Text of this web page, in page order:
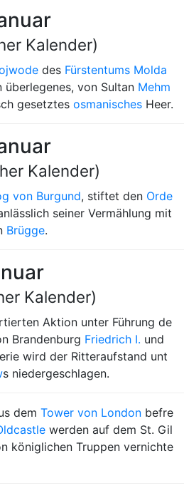
Kalender)
des Fürstentums Molda
überlegenes, von Sultan Mehm
gesetztes osmanisches Heer.
Kalender)
von Burgund, stiftet den Orde
seiner Vermählung mit
Brügge.
Kalender)
Aktion unter Führung de
Brandenburg Friedrich I. und
wird der Ritteraufstand unt
s niedergeschlagen.
dem Tower von London befre
werden auf dem St. Gil
königlichen Truppen vernichte